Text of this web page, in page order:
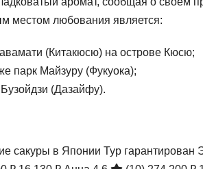
местом любования является:
(Китакюсю) на острове Кюсю;
парк Майзуру (Фукуока);
(Дазайфу).
сакуры в Японии Тур гарантирован